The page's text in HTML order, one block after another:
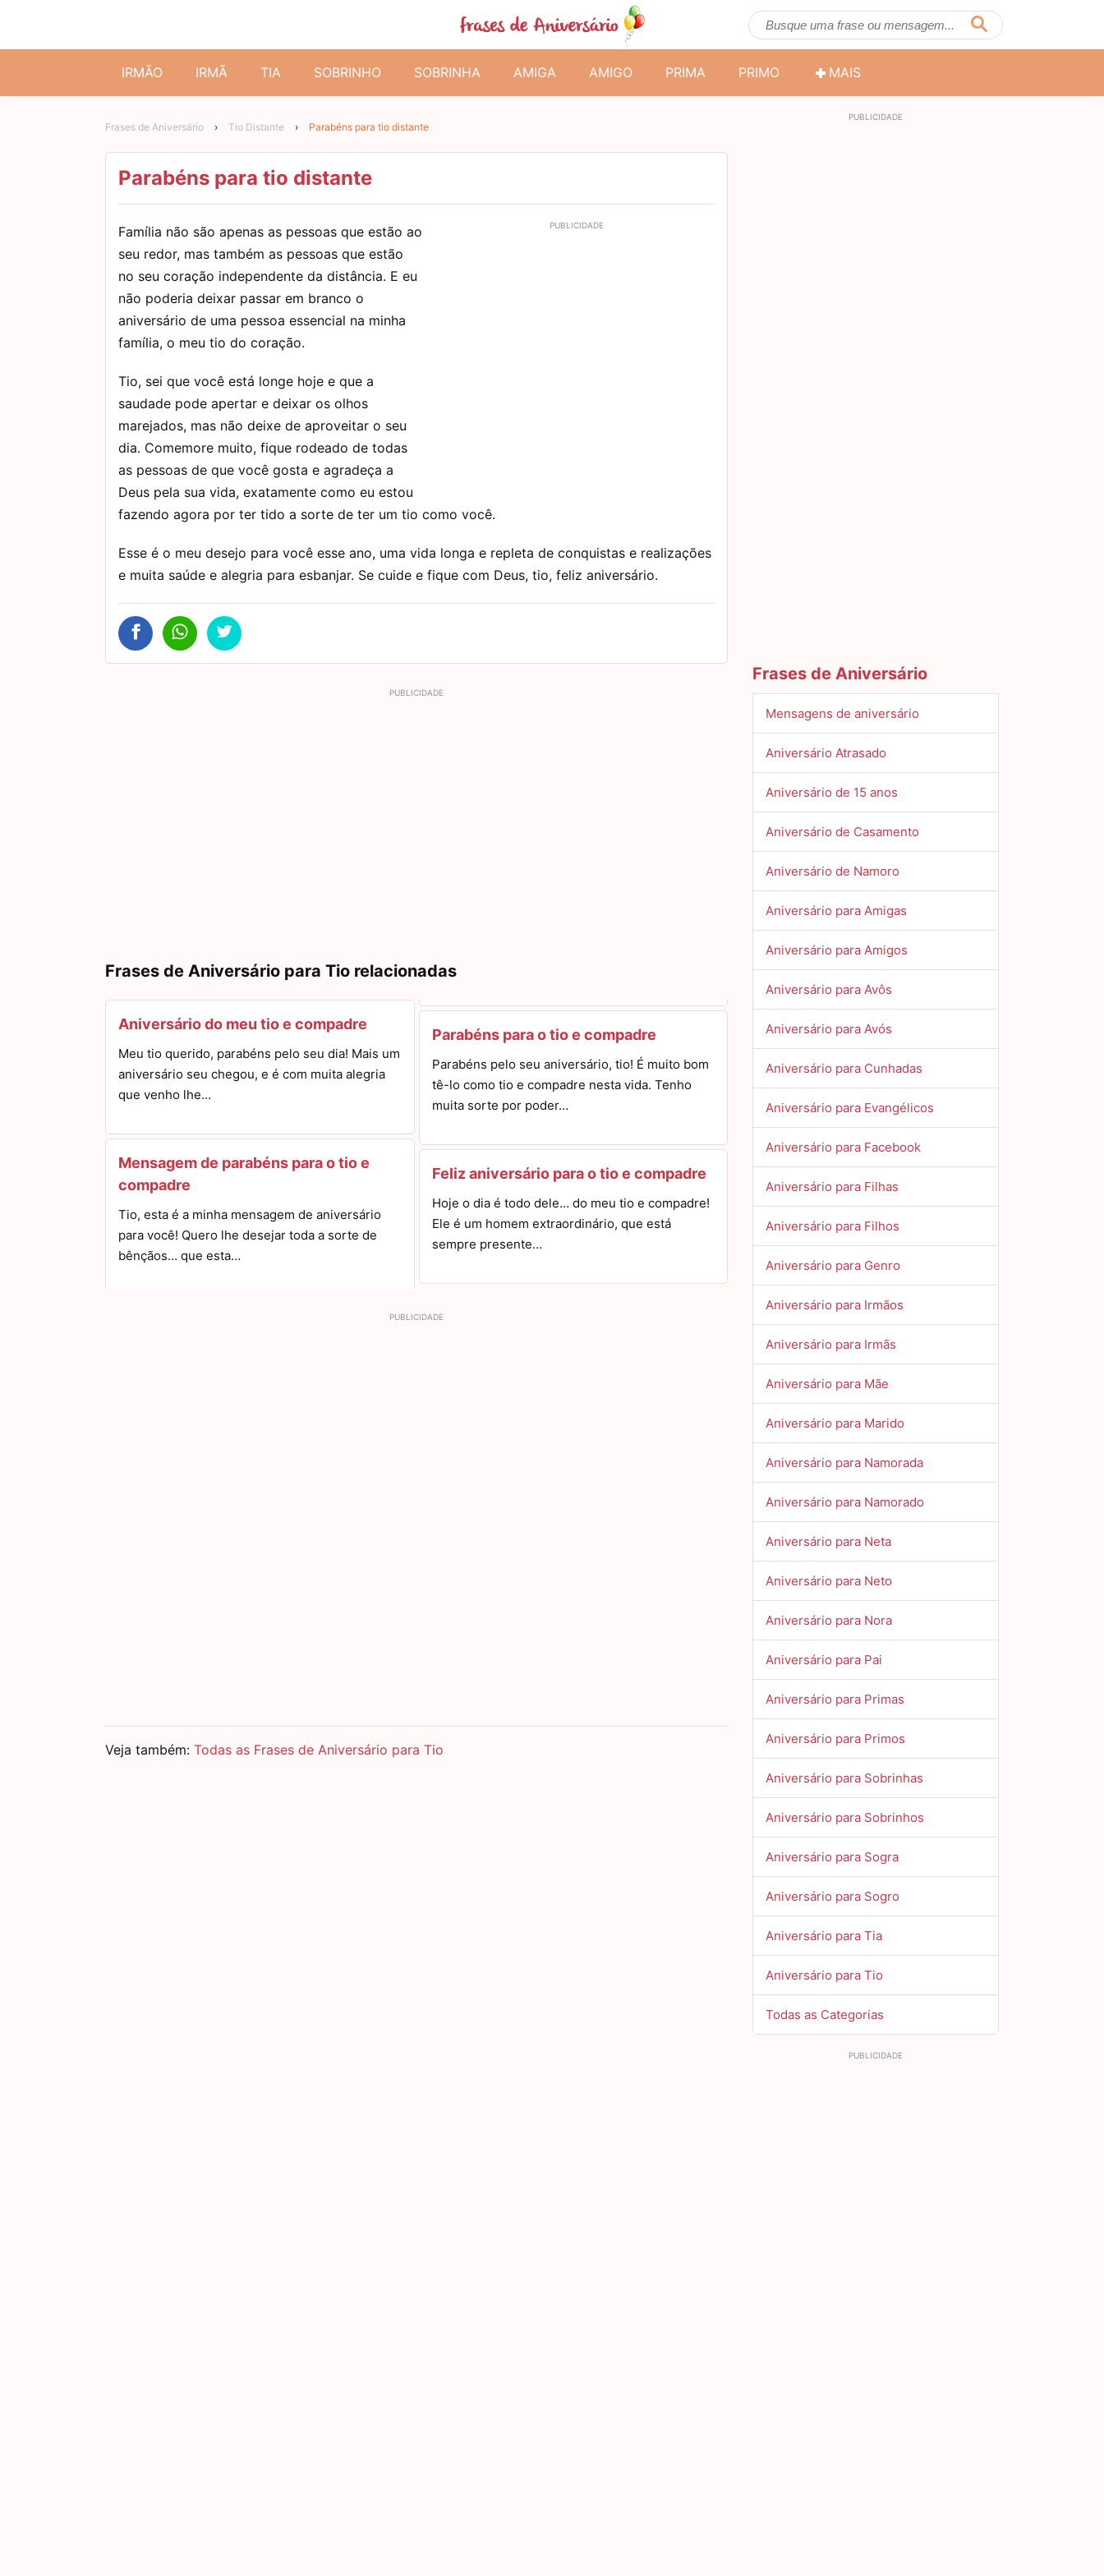
IRMÃO IRMÃ TIA SOBRINHO SOBRINHA AMIGA AMIGO PRIMA PRIMO MAIS
Frases de Aniversário › Tio Distante › Parabéns para tio distante
Parabéns para tio distante
Família não são apenas as pessoas que estão ao
seu redor, mas também as pessoas que estão
no seu coração independente da distância. E eu
não poderia deixar passar em branco o
aniversário de uma pessoa essencial na minha
família, o meu tio do coração.
Tio, sei que você está longe hoje e que a
saudade pode apertar e deixar os olhos
marejados, mas não deixe de aproveitar o seu
dia. Comemore muito, fique rodeado de todas
as pessoas de que você gosta e agradeça a
Deus pela sua vida, exatamente como eu estou
fazendo agora por ter tido a sorte de ter um tio como você.
Esse é o meu desejo para você esse ano, uma vida longa e repleta de conquistas e realizações
e muita saúde e alegria para esbanjar. Se cuide e fique com Deus, tio, feliz aniversário.
Frases de Aniversário para Tio relacionadas
Aniversário do meu tio e compadre
Meu tio querido, parabéns pelo seu dia! Mais um
aniversário seu chegou, e é com muita alegria
que venho lhe…
Mensagem de parabéns para o tio e
compadre
Tio, esta é a minha mensagem de aniversário
para você! Quero lhe desejar toda a sorte de
bênçãos… que esta…
Parabéns para o tio e compadre
Parabéns pelo seu aniversário, tio! É muito bom
tê-lo como tio e compadre nesta vida. Tenho
muita sorte por poder…
Feliz aniversário para o tio e compadre
Hoje o dia é todo dele… do meu tio e compadre!
Ele é um homem extraordinário, que está
sempre presente…
Veja também: Todas as Frases de Aniversário para Tio
Frases de Aniversário
Mensagens de aniversário
Aniversário Atrasado
Aniversário de 15 anos
Aniversário de Casamento
Aniversário de Namoro
Aniversário para Amigas
Aniversário para Amigos
Aniversário para Avôs
Aniversário para Avós
Aniversário para Cunhadas
Aniversário para Evangélicos
Aniversário para Facebook
Aniversário para Filhas
Aniversário para Filhos
Aniversário para Genro
Aniversário para Irmãos
Aniversário para Irmãs
Aniversário para Mãe
Aniversário para Marido
Aniversário para Namorada
Aniversário para Namorado
Aniversário para Neta
Aniversário para Neto
Aniversário para Nora
Aniversário para Pai
Aniversário para Primas
Aniversário para Primos
Aniversário para Sobrinhas
Aniversário para Sobrinhos
Aniversário para Sogra
Aniversário para Sogro
Aniversário para Tia
Aniversário para Tio
Todas as Categorias